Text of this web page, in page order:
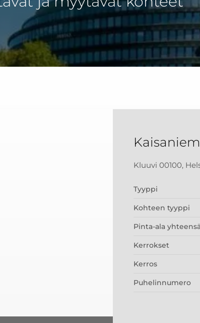
Kluuvi 00100,
Tyyppi
Kohteen tyyppi
Pinta-ala yhteensä
Kerrokset
Kerros
Puhelinnumero